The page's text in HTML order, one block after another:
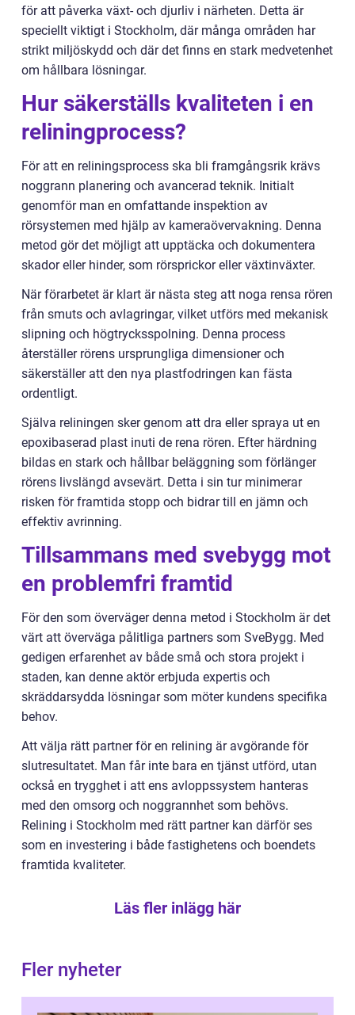
för att påverka växt- och djurliv i närheten. Detta är
speciellt viktigt i Stockholm, där många områden har
strikt miljöskydd och där det finns en stark medvetenhet
om hållbara lösningar.
Hur säkerställs kvaliteten i en
reliningprocess?
För att en reliningsprocess ska bli framgångsrik krävs
noggrann planering och avancerad teknik. Initialt
genomför man en omfattande inspektion av
rörsystemen med hjälp av kameraövervakning. Denna
metod gör det möjligt att upptäcka och dokumentera
skador eller hinder, som rörsprickor eller växtinväxter.
När förarbetet är klart är nästa steg att noga rensa rören
från smuts och avlagringar, vilket utförs med mekanisk
slipning och högtrycksspolning. Denna process
återställer rörens ursprungliga dimensioner och
säkerställer att den nya plastfodringen kan fästa
ordentligt.
Själva reliningen sker genom att dra eller spraya ut en
epoxibaserad plast inuti de rena rören. Efter härdning
bildas en stark och hållbar beläggning som förlänger
rörens livslängd avsevärt. Detta i sin tur minimerar
risken för framtida stopp och bidrar till en jämn och
effektiv avrinning.
Tillsammans med svebygg mot
en problemfri framtid
För den som överväger denna metod i Stockholm är det
värt att överväga pålitliga partners som SveBygg. Med
gedigen erfarenhet av både små och stora projekt i
staden, kan denne aktör erbjuda expertis och
skräddarsydda lösningar som möter kundens specifika
behov.
Att välja rätt partner för en relining är avgörande för
slutresultatet. Man får inte bara en tjänst utförd, utan
också en trygghet i att ens avloppssystem hanteras
med den omsorg och noggrannhet som behövs.
Relining i Stockholm med rätt partner kan därför ses
som en investering i både fastighetens och boendets
framtida kvaliteter.
Läs fler inlägg här
Fler nyheter